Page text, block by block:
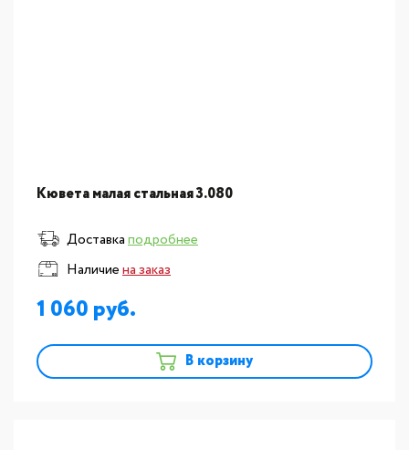
Кювета малая стальная 3.080
Доставкаподробнее
Наличиена заказ
1 060
В корзину